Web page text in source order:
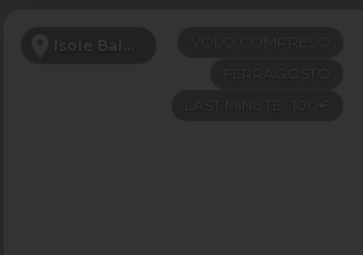
Isole Baleari